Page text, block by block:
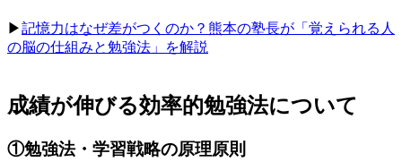
▶︎記憶力はなぜ差がつくのか？熊本の塾長が「覚えられる人
の脳の仕組みと勉強法」を解説
成績が伸びる効率的勉強法について
①勉強法・学習戦略の原理原則